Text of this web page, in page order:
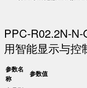
PPC-R02.2N-
用智能显示与控
参数名
称
参数值